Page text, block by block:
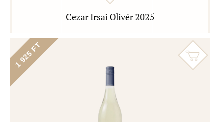
Cezar Irsai Olivér 2025
1 925 FT